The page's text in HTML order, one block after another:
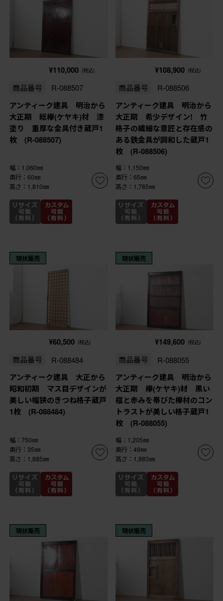
¥110,000 (税込)
商品番号 R-088507
アンティーク建具 明治から
大正期 総欅(ケヤキ)材 漆
塗り 重厚な金具付き蔵戸1
枚 (R-088507)
幅：1,060㎜
奥行：60㎜
高さ：1,810㎜
¥108,900 (税込)
商品番号 R-088506
アンティーク建具 明治から
大正期 希少デザイン! 竹
格子の繊細な意匠と存在感の
ある鉄金具が調和した蔵戸1
枚 (R-088506)
幅：1,150㎜
奥行：65㎜
高さ：1,785㎜
現状販売
¥60,500 (税込)
商品番号 R-088484
アンティーク建具 大正から
昭和初期 マス目デザインが
美しい幅狭のきつね格子蔵戸
1枚 (R-088484)
幅：750㎜
奥行：35㎜
高さ：1,885㎜
現状販売
¥149,600 (税込)
商品番号 R-088055
アンティーク建具 明治から
大正期 欅(ケヤキ)材 黒い
框と赤みを帯びた欅材のコン
トラストが美しい格子蔵戸1
枚 (R-088055)
幅：1,205㎜
奥行：49㎜
高さ：1,883㎜
現状販売 現状販売